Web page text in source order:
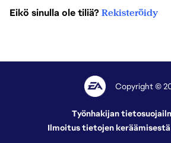
Eikö sinulla ole tiliä? Rekisteröidy
Copyright ©
Työnhakijan
Ilmoitus tietojen